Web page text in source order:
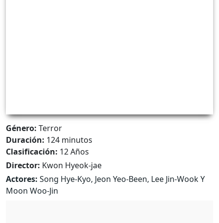
Género: Terror
Duración: 124 minutos
Clasificación: 12 Años
Director: Kwon Hyeok-jae
Actores: Song Hye-Kyo, Jeon Yeo-Been, Lee Jin-Wook Y
Moon Woo-Jin